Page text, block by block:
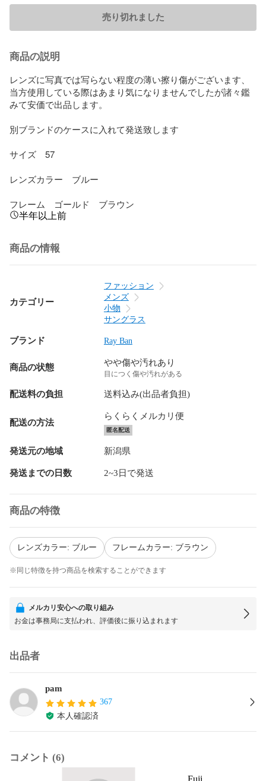
売り切れました
商品の説明
レンズに写真では写らない程度の薄い擦り傷がございます、
当方使用している際はあまり気になりませんでしたが諸々鑑
みて安価で出品します。
別ブランドのケースに入れて発送致します
サイズ　57
レンズカラー　ブルー
フレーム　ゴールド　ブラウン
半年以上前
商品の情報
カテゴリー
ファッション
メンズ
小物
サングラス
ブランド Ray Ban
商品の状態 やや傷や汚れあり
目につく傷や汚れがある
配送料の負担 送料込み(出品者負担)
配送の方法
らくらくメルカリ便
匿名配送
発送元の地域 新潟県
発送までの日数 2~3日で発送
商品の特徴
レンズカラー: ブルー フレームカラー: ブラウン
※同じ特徴を持つ商品を検索することができます
メルカリ安心への取り組み
お金は事務局に支払われ、評価後に振り込まれます
出品者
pam
367
本人確認済
コメント (6)
Fuji